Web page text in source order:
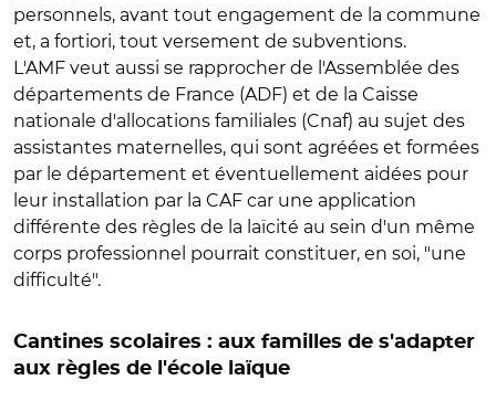
personnels, avant tout engagement de la commune
et, a fortiori, tout versement de subventions.
L'AMF veut aussi se rapprocher de l'Assemblée des
départements de France (ADF) et de la Caisse
nationale d'allocations familiales (Cnaf) au sujet des
assistantes maternelles, qui sont agréées et formées
par le département et éventuellement aidées pour
leur installation par la CAF car une application
différente des règles de la laïcité au sein d'un même
corps professionnel pourrait constituer, en soi, "une
difficulté".
Cantines scolaires : aux familles de s'adapter
aux règles de l'école laïque